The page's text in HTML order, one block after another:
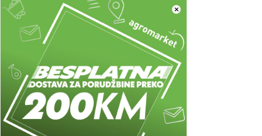
×
Fuse radionički alati -
usisivači